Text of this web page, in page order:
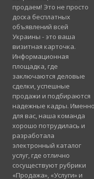
продаем! Это не просто
доска бесплатных
объявлений всей
Украины - это ваша
визитная карточка.
Информационная
площадка, где
заключаются деловые
сделки, успешные
продажи и подбираются
надежные кадры. Именно
для вас, наша команда
хорошо потрудилась и
разработала
электронный каталог
услуг, где отлично
сосуществуют рубрики
«Продажа», «Услуги» и